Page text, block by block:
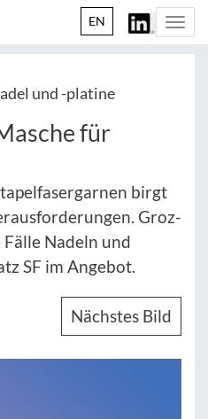
EN
und -platine
für
birgt
Groz-
Nadeln und
SF im Angebot.
Nächstes Bild